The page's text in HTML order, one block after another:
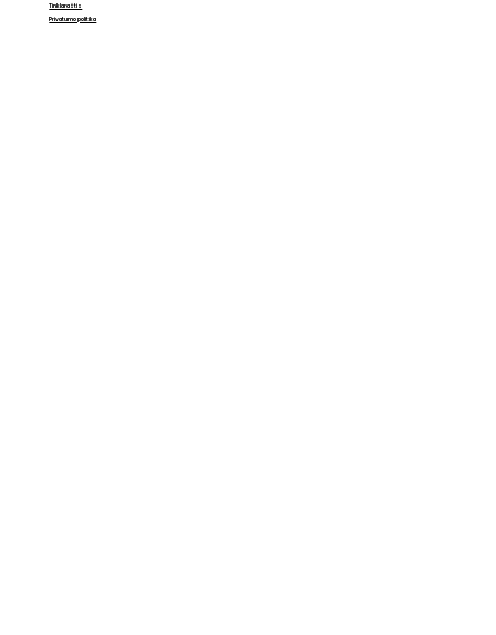
Tinklaraštis
Privatumo politika